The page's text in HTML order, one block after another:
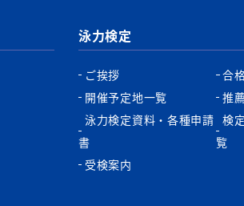
泳力検定
ご挨拶
開催予定地一覧
泳力検定資料・各種申請
書
受検案内
合
推
検
覧